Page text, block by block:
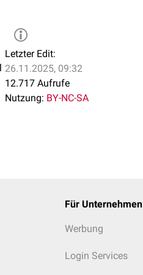
Letzter Edit:
26.11.2025, 09:32
12.717 Aufrufe
Nutzung: BY-NC-SA
Für Unternehmen
Werbung
Login Services